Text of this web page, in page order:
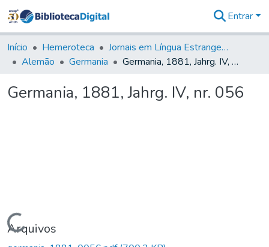
&
Coleções
Tudo na
Digital
Entrar
Início Hemeroteca
Jornais em Língua Estrangeira
Alemão
Germania Germania, 1881, Jahrg. IV, nr. 056
Germania, 1881, Jahrg. IV, nr. 056
Carregando...
Arquivos